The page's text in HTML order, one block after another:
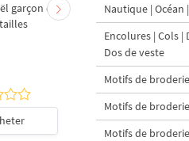
garçon et
Chevreau au
– broderie
tailles
$4|
Nautique | Océan
Encolures | Cols |
Dos de veste
Motifs de
Motifs de
Motifs de